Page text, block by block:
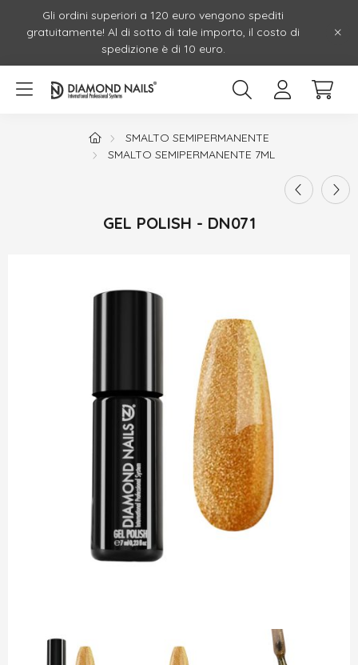
Gli ordini superiori a 120 euro vengono spediti
gratuitamente! Al di sotto di tale importo, il costo di
spedizione è di 10 euro.
SMALTO SEMIPERMANENTE
SMALTO SEMIPERMANENTE 7ML
GEL POLISH - DN071